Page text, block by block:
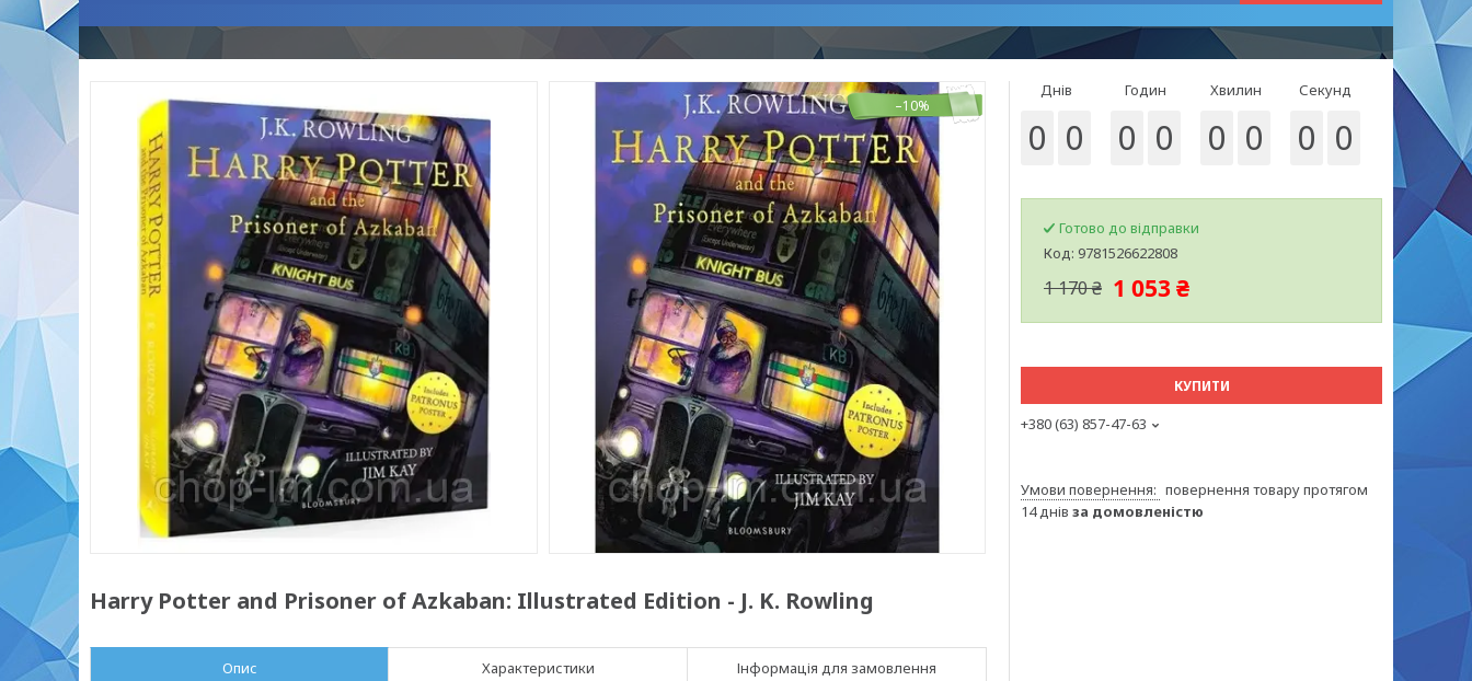
–10%
Harry Potter and Prisoner of Azkaban: Illustrated Edition - J. K. Rowling
Опис Характеристики Інформація для замовлення
Днів
0 0
Годин
0 0
Хвилин
0 0
Секунд
0 0
Готово до відправки
Код: 9781526622808
1 170 ₴ 1 053 ₴
КУПИТИ
+380 (63) 857-47-63
повернення товару протягом
14 днів за домовленістю